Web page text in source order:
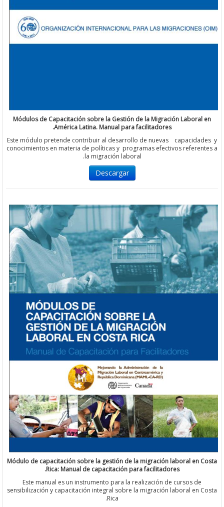
Módulos de Capacitación sobre la Gestión de la Migración
América Latina. Manual para facilitadores.
Este módulo pretende contribuir al desarrollo de nuevas
conocimientos en materia de políticas y programas efectivos
la migración laboral.
Descargar
Módulo de capacitación sobre la gestión de la migración laboral
Rica: Manual de capacitación para facilitadores.
Este manual es un instrumento para la realización de cursos
sensibilización y capacitación integral sobre la migración laboral